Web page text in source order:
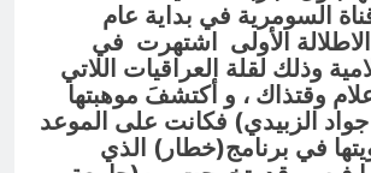
قناة السومرية في بداية عام
الاطلالة الأولى اشتهرت في
وذلك لقلة العراقيات اللاتي
وقتذاك ، و أكتشفَ موهبتها
الزبيدي) فكانت على الموعد
في برنامج(خطار) الذي